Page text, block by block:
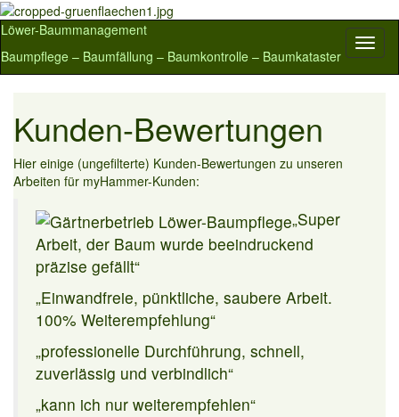
Löwer-Baummanagement
Baumpflege – Baumfällung – Baumkontrolle – Baumkataster
Kunden-Bewertungen
Hier einige (ungefilterte) Kunden-Bewertungen zu unseren
Arbeiten für myHammer-Kunden:
„Super
Arbeit, der Baum wurde beeindruckend
präzise gefällt“
„Einwandfreie, pünktliche, saubere Arbeit.
100% Weiterempfehlung“
„professionelle Durchführung, schnell,
zuverlässig und verbindlich“
„kann ich nur weiterempfehlen“